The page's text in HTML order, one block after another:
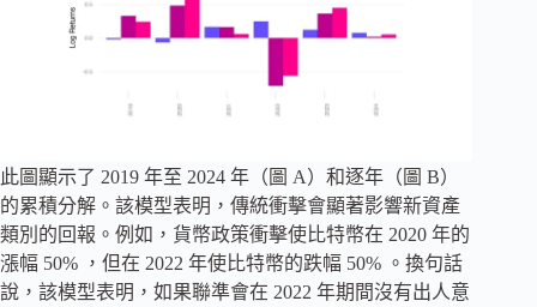
此圖顯示了 2019 年至 2024 年（圖 A）和逐年（圖 B）
的累積分解。該模型表明，傳統衝擊會顯著影響新資產
類別的回報。例如，貨幣政策衝擊使比特幣在 2020 年的
漲幅 50% ，但在 2022 年使比特幣的跌幅 50% 。換句話
說，該模型表明，如果聯準會在 2022 年期間沒有出人意